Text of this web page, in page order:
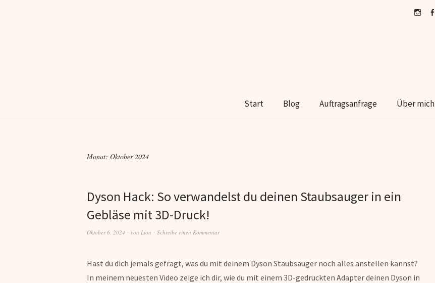
Start Blog Auftragsanfrage Über mich
Monat: Oktober 2024
Dyson Hack: So verwandelst du deinen Staubsauger in ein
Gebläse mit 3D-Druck!
Oktober 6, 2024 von Lion Schreibe einen Kommentar
Hast du dich jemals gefragt, was du mit deinem Dyson Staubsauger noch alles anstellen kannst?
In meinem neuesten Video zeige ich dir, wie du mit einem 3D-gedruckten Adapter deinen Dyson in